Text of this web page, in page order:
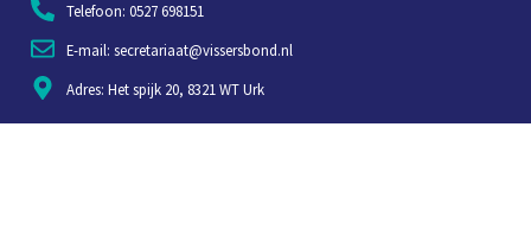
Telefoon: 0527 698151
E-mail: secretariaat@vissersbond.nl
Adres: Het spijk 20, 8321 WT Urk